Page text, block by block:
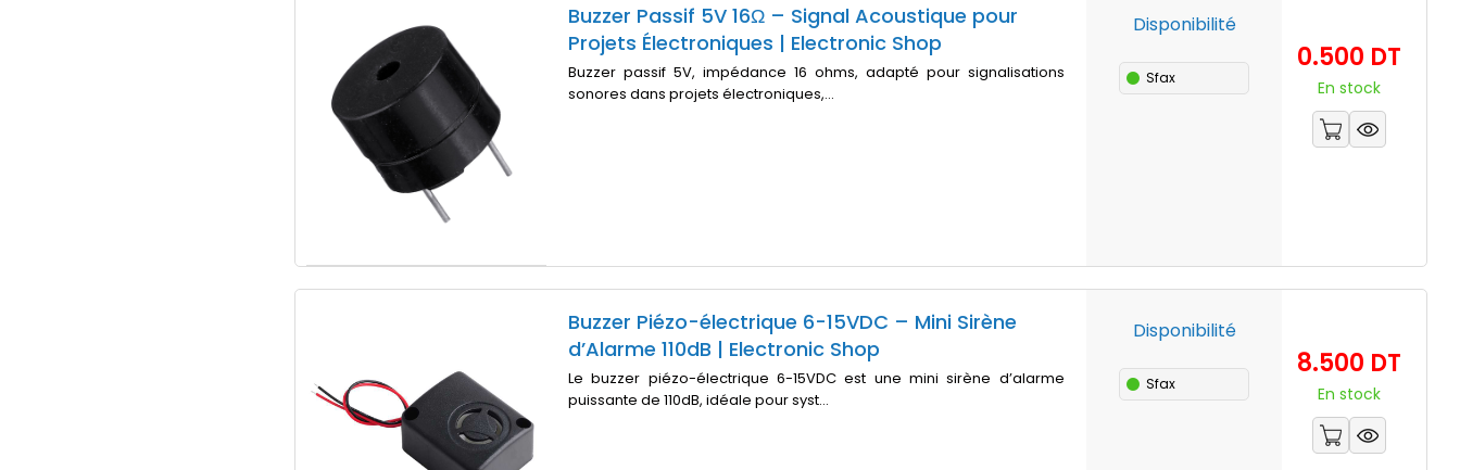
Buzzer Passif 5V 16Ω – Signal Acoustique pour
Projets Électroniques | Electronic Shop
Buzzer passif 5V, impédance 16 ohms, adapté pour signalisations
sonores dans projets électroniques,...
Disponibilité
Sfax
0.500 DTPrix
En stock
Buzzer Piézo-électrique 6-15VDC – Mini Sirène
d’Alarme 110dB | Electronic Shop
Le buzzer piézo-électrique 6-15VDC est une mini sirène d’alarme
puissante de 110dB, idéale pour syst...
Disponibilité
Sfax
8.500 DTPrix
En stock